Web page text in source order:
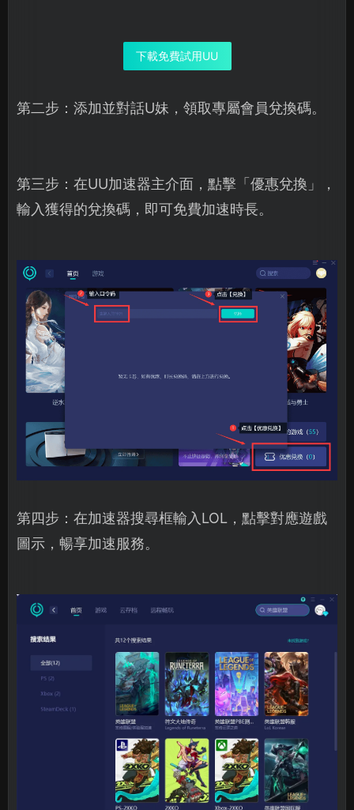
下載免費試用UU
第二步：添加並對話U妹，領取專屬會員兌換碼。
第三步：在UU加速器主介面，點擊「優惠兌換」，
輸入獲得的兌換碼，即可免費加速時長。
第四步：在加速器搜尋框輸入LOL，點擊對應遊戲
圖示，暢享加速服務。